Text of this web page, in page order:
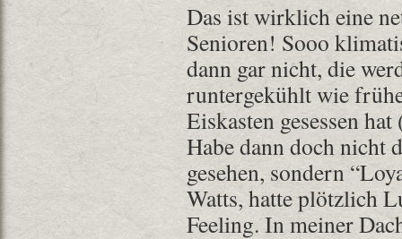
Das ist wirklich eine
Senioren! Sooo
dann gar nicht, die
runtergekühlt wie
Eiskasten gesessen
Habe dann doch nicht
gesehen, sondern
Watts, hatte plötzlich
Feeling. In meiner